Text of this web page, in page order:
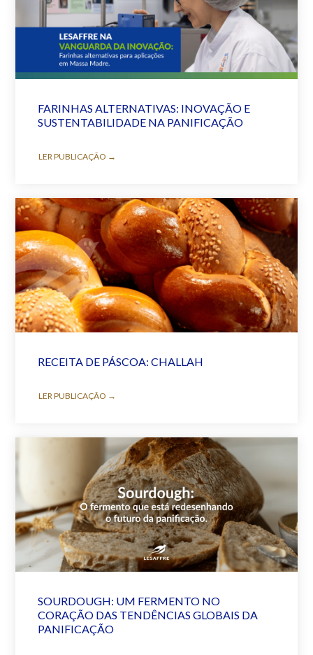
FARINHAS ALTERNATIVAS: INOVAÇÃO E
SUSTENTABILIDADE NA PANIFICAÇÃO
LER PUBLICAÇÃO →
RECEITA DE PÁSCOA: CHALLAH
LER PUBLICAÇÃO →
SOURDOUGH: UM FERMENTO NO
CORAÇÃO DAS TENDÊNCIAS GLOBAIS DA
PANIFICAÇÃO